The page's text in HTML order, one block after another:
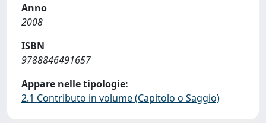
Anno
2008
ISBN
9788846491657
Appare nelle tipologie:
2.1 Contributo in volume (Capitolo o Saggio)